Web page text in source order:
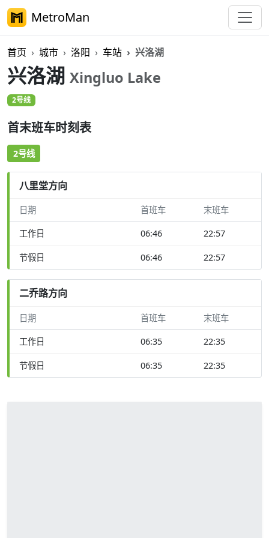
MetroMan
首页 城市 洛阳 车站 兴洛湖
兴洛湖 Xingluo Lake
2号线
首末班车时刻表
2号线
八里堂方向
日期 首班车 末班车
工作日 06:46 22:57
节假日 06:46 22:57
二乔路方向
日期 首班车 末班车
工作日 06:35 22:35
节假日 06:35 22:35